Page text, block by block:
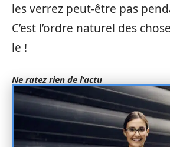
les verrez peut-être pas
C’est l’ordre naturel des
le !
Ne ratez rien de l'actu